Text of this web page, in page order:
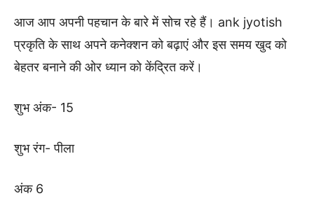
आज आप अपनी पहचान के बारे में सोच रहे हैं। ank jyotish
प्रकृति के साथ अपने कनेक्शन को बढ़ाएं और इस समय खुद को
बेहतर बनाने की ओर ध्यान को केंद्रित करें।
शुभ अंक- 15
शुभ रंग- पीला
अंक 6